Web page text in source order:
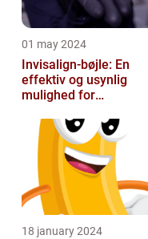
01 may 2024
Invisalign-bøjle: En
effektiv og usynlig
mulighed for
18 january 2024